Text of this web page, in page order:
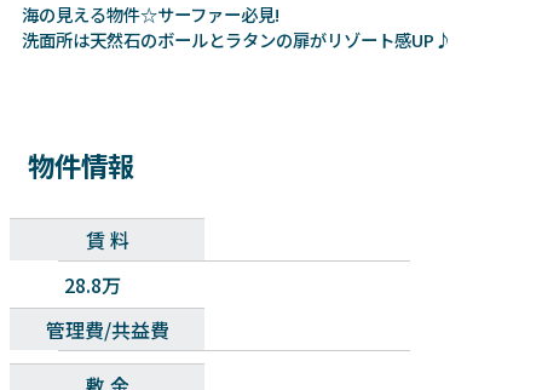
海の見える物件☆サーファー必見!
洗面所は天然石のボールとラタンの扉がリゾート感UP♪
物件情報
賃 料
28.8万
管理費/共益費